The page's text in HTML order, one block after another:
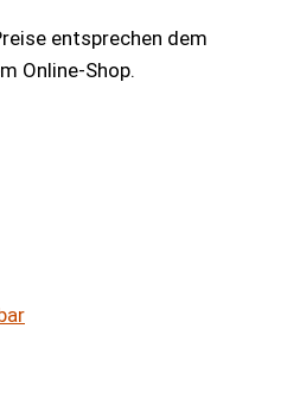
entsprechen dem
Online-Shop.